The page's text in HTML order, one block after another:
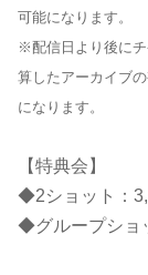
可能になります。
※配信日より後に
算したアーカイブ
になります。
【特典会】
◆2ショット：
◆グループショ